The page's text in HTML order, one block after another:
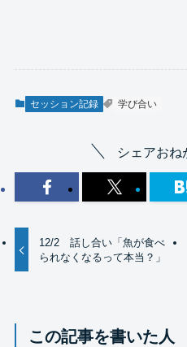
セッション記録 学び合い
シェアおね
12/2 話し合い「魚が食べ
られなくなるって本当？」
この記事を書いた人